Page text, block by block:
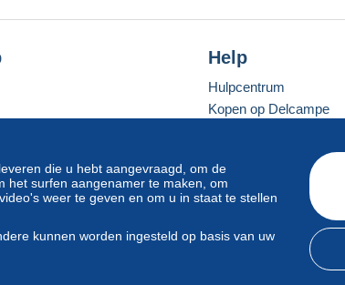
die u hebt aangevraagd, om de
het surfen aangenamer te maken, om
weer te geven en om u in staat te stellen
kunnen worden ingesteld op basis van uw
Help
Hulpcentrum
Kopen op Delcampe
Een beveiligde website